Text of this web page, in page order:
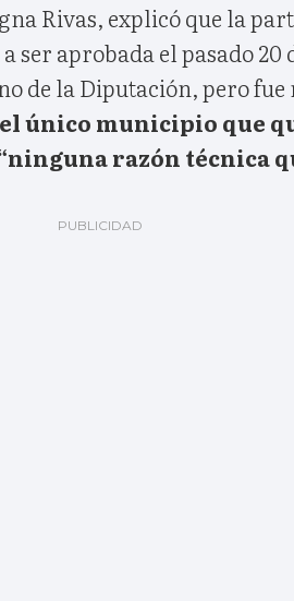
Rivas, explicó que la
ser aprobada el pasado 20
de la Diputación, pero
único municipio que
razón técnica